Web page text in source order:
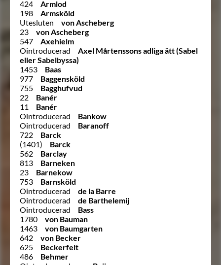
424
Armlod
198
Armsköld
Utesluten
von Ascheberg
23
von Ascheberg
547
Axehielm
Ointroducerad
Axel Mårtenssons adliga ätt (Sabel
eller Sabelbyssa)
1453
Baas
977
Baggensköld
755
Bagghufvud
22
Banér
11
Banér
Ointroducerad
Bankow
Ointroducerad
Baranoff
722
Barck
(1401)
Barck
562
Barclay
813
Barneken
23
Barnekow
753
Barnsköld
Ointroducerad
de la Barre
Ointroducerad
de Barthelemij
Ointroducerad
Bass
1780
von Bauman
1463
von Baumgarten
642
von Becker
625
Beckerfelt
486
Behmer